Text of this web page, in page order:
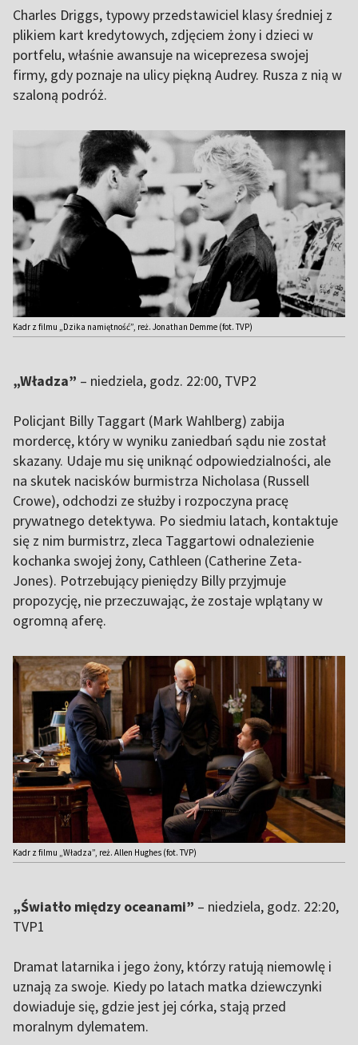
Charles Driggs, typowy przedstawiciel klasy średniej z
plikiem kart kredytowych, zdjęciem żony i dzieci w
portfelu, właśnie awansuje na wiceprezesa swojej
firmy, gdy poznaje na ulicy piękną Audrey. Rusza z nią w
szaloną podróż.
Kadr z filmu „Dzika namiętność”, reż. Jonathan Demme (fot. TVP)
„Władza” – niedziela, godz. 22:00, TVP2
Policjant Billy Taggart (Mark Wahlberg) zabija
mordercę, który w wyniku zaniedbań sądu nie został
skazany. Udaje mu się uniknąć odpowiedzialności, ale
na skutek nacisków burmistrza Nicholasa (Russell
Crowe), odchodzi ze służby i rozpoczyna pracę
prywatnego detektywa. Po siedmiu latach, kontaktuje
się z nim burmistrz, zleca Taggartowi odnalezienie
kochanka swojej żony, Cathleen (Catherine Zeta-
Jones). Potrzebujący pieniędzy Billy przyjmuje
propozycję, nie przeczuwając, że zostaje wplątany w
ogromną aferę.
Kadr z filmu „Władza”, reż. Allen Hughes (fot. TVP)
„Światło między oceanami” – niedziela, godz. 22:20,
TVP1
Dramat latarnika i jego żony, którzy ratują niemowlę i
uznają za swoje. Kiedy po latach matka dziewczynki
dowiaduje się, gdzie jest jej córka, stają przed
moralnym dylematem.